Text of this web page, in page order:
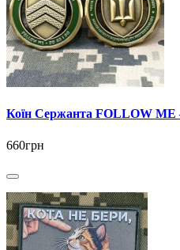
Коїн Сержанта FOLLOW
660грн